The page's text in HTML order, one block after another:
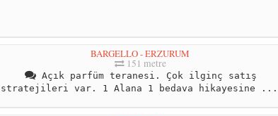
BARGELLO - ERZURUM
151 metre
Açık parfüm teranesi. Çok ilginç satış
stratejileri var. 1 Alana 1 bedava hikayesine ...